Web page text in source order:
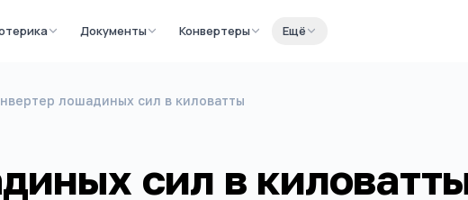
Документы Конвертеры Ещё
лошадиных сил в киловатты
сил в